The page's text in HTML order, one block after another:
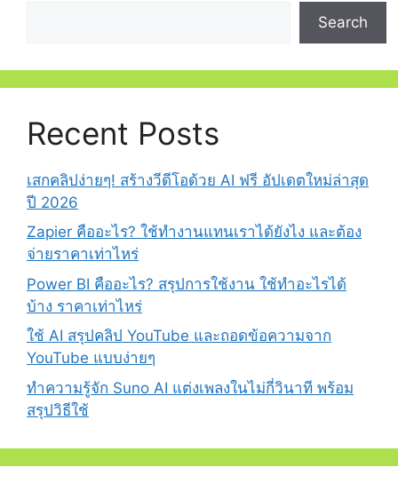
Search
Recent Posts
เสกคลิปง่ายๆ! สร้างวีดีโอด้วย AI ฟรี อัปเดตใหม่ล่าสุด
ปี 2026
Zapier คืออะไร? ใช้ทำงานแทนเราได้ยังไง และต้อง
จ่ายราคาเท่าไหร่
Power BI คืออะไร? สรุปการใช้งาน ใช้ทำอะไรได้
บ้าง ราคาเท่าไหร่
ใช้ AI สรุปคลิป YouTube และถอดข้อความจาก
YouTube แบบง่ายๆ
ทำความรู้จัก Suno AI แต่งเพลงในไม่กี่วินาที พร้อม
สรุปวิธีใช้